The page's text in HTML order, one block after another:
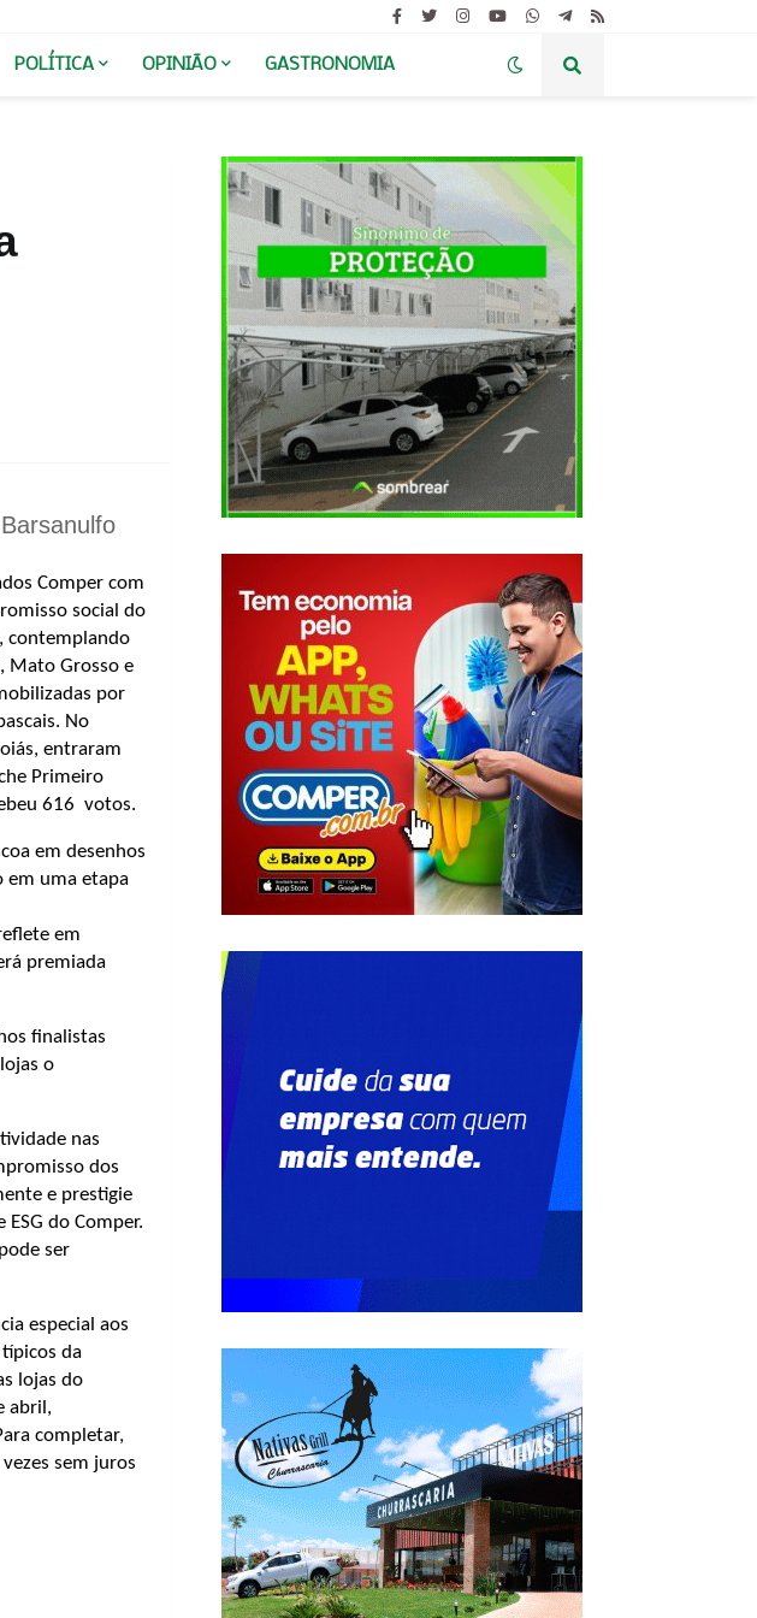
POLÍTICA OPINIÃO GASTRONOMIA
Comper com
social do
contemplando
Mato Grosso e
por
No
entraram
Primeiro
616 votos.
em desenhos
em uma etapa
em
premiada
finalistas
o
nas
dos
e prestigie
do Comper.
ser
especial aos
da
lojas do
abril,
completar,
sem juros